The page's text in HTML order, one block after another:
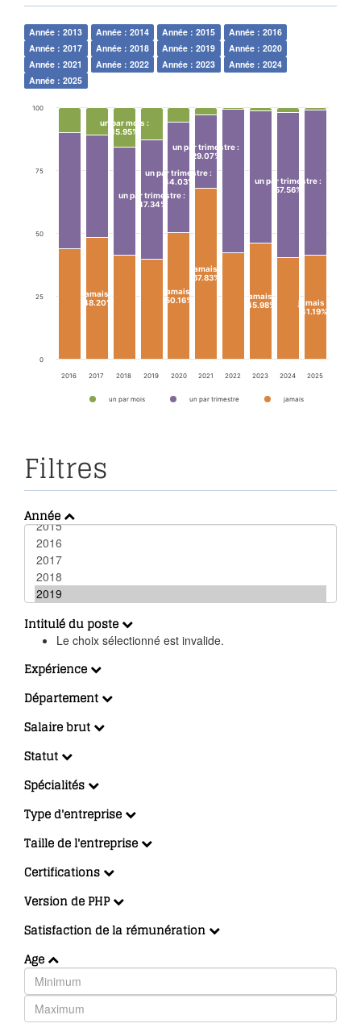
Année : 2013 Année : 2014 Année : 2015
Année : 2016
Année : 2017
Année : 2018 Année : 2019
Année : 2020
Année : 2021
Année : 2022 Année : 2023
Année : 2024
Année : 2025
un par mois un par trimestre jamais
2016 2017 2018 2019 2020 2021 2022 2023 2024 2025
0
25
50
75
100
un par mois :
15.95%
un par trimestre:
47.34%
un par trimestre:
44.03%
un par trimestre:
29.07%
un par trimestre:
57.56%
jamais
48.20%
jamais
50.16%
jamais
67.83%
jamais:
45.98%
jamais
41.19%
Filtres
Année
Intitulé du poste
Le choix sélectionné est invalide.
Expérience
Département
Salaire brut
Statut
Spécialités
Type d'entreprise
Taille de l'entreprise
Certifications
Version de PHP
Satisfaction de la rémunération
Age